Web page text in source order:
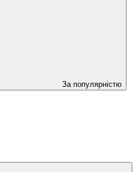
За популярністю